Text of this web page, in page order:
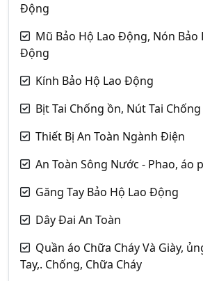
Động
Mũ Bảo Hộ Lao Động, Nón Bảo
Động
Kính Bảo Hộ Lao Động
Bịt Tai Chống ồn, Nút Tai
Thiết Bị An Toàn Ngành Điện
An Toàn Sông Nước - Phao, áo
Găng Tay Bảo Hộ Lao Động
Dây Đai An Toàn
Quần áo Chữa Cháy Và Giày,
Tay,. Chống, Chữa Cháy